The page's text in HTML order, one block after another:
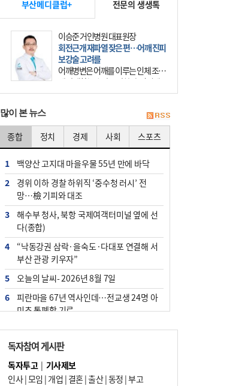
부산메디클럽+ 전문의 생생톡
이승준 거인병원 대표원장
회전근개 재파열 잦은 편…어깨 진피
보강술 고려를
어깨병변은 어깨를 이루는 인체 조직
에 발생하는 손상을 말한다. 여기에
는 오십견과 회전근개 증후군, 어깨
많이 본 뉴스
종합 정치 경제 사회 스포츠
1
백양산 고지대 마을우물 55년 만에 바닥
2
경위 이하 경찰 하위직 ‘중수청 러시’ 전
망…檢 기피와 대조
3
해수부 청사, 북항 국제여객터미널 옆에 선
다(종합)
4
“낙동강권 삼락·을숙도·다대포 연결해 서
부산 관광 키우자”
5
오늘의 날씨- 2026년 8월 7일
6
피란마을 67년 역사인데…전교생 24명 아
미초 통폐합 기로
7
[사설] 해수부 신청사 북항으로 확정, 해양
수도 도약의 전환점
8
부울경 주말부터 비소식…‘극한 폭염’ 한풀
꺾일 듯
독자참여 게시판
독자투고| 기사제보
인사|모임 | 개업 | 결혼|출산|동정 |부고